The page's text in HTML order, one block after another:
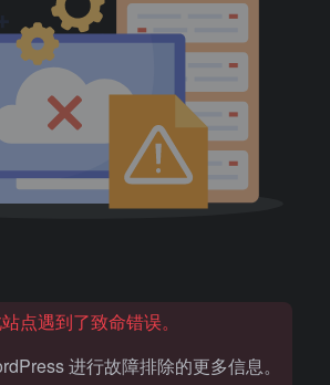
点遇到了致命错误。
进行故障排除的更多信息。